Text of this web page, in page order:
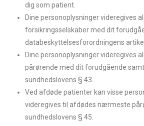
dig som patient.
Dine personoplysninger videregives
forsikringsselskaber med dit
databeskyttelsesforordningens
Dine personoplysninger videregives
pårørende med dit forudgående
sundhedslovens § 43.
Ved afdøde patienter kan visse
videregives til afdødes nærmeste
sundhedslovens § 45.